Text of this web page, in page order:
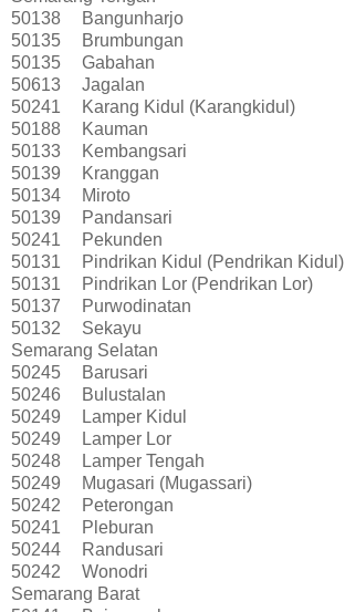
50138
Bangunharjo
50135
Brumbungan
50135
Gabahan
50613
Jagalan
50241
Karang Kidul (Karangkidul)
50188
Kauman
50133
Kembangsari
50139
Kranggan
50134
Miroto
50139
Pandansari
50241
Pekunden
50131
Pindrikan Kidul (Pendrikan Kidul)
50131
Pindrikan Lor (Pendrikan Lor)
50137
Purwodinatan
50132
Sekayu
Semarang Selatan
50245
Barusari
50246
Bulustalan
50249
Lamper Kidul
50249
Lamper Lor
50248
Lamper Tengah
50249
Mugasari (Mugassari)
50242
Peterongan
50241
Pleburan
50244
Randusari
50242
Wonodri
Semarang Barat